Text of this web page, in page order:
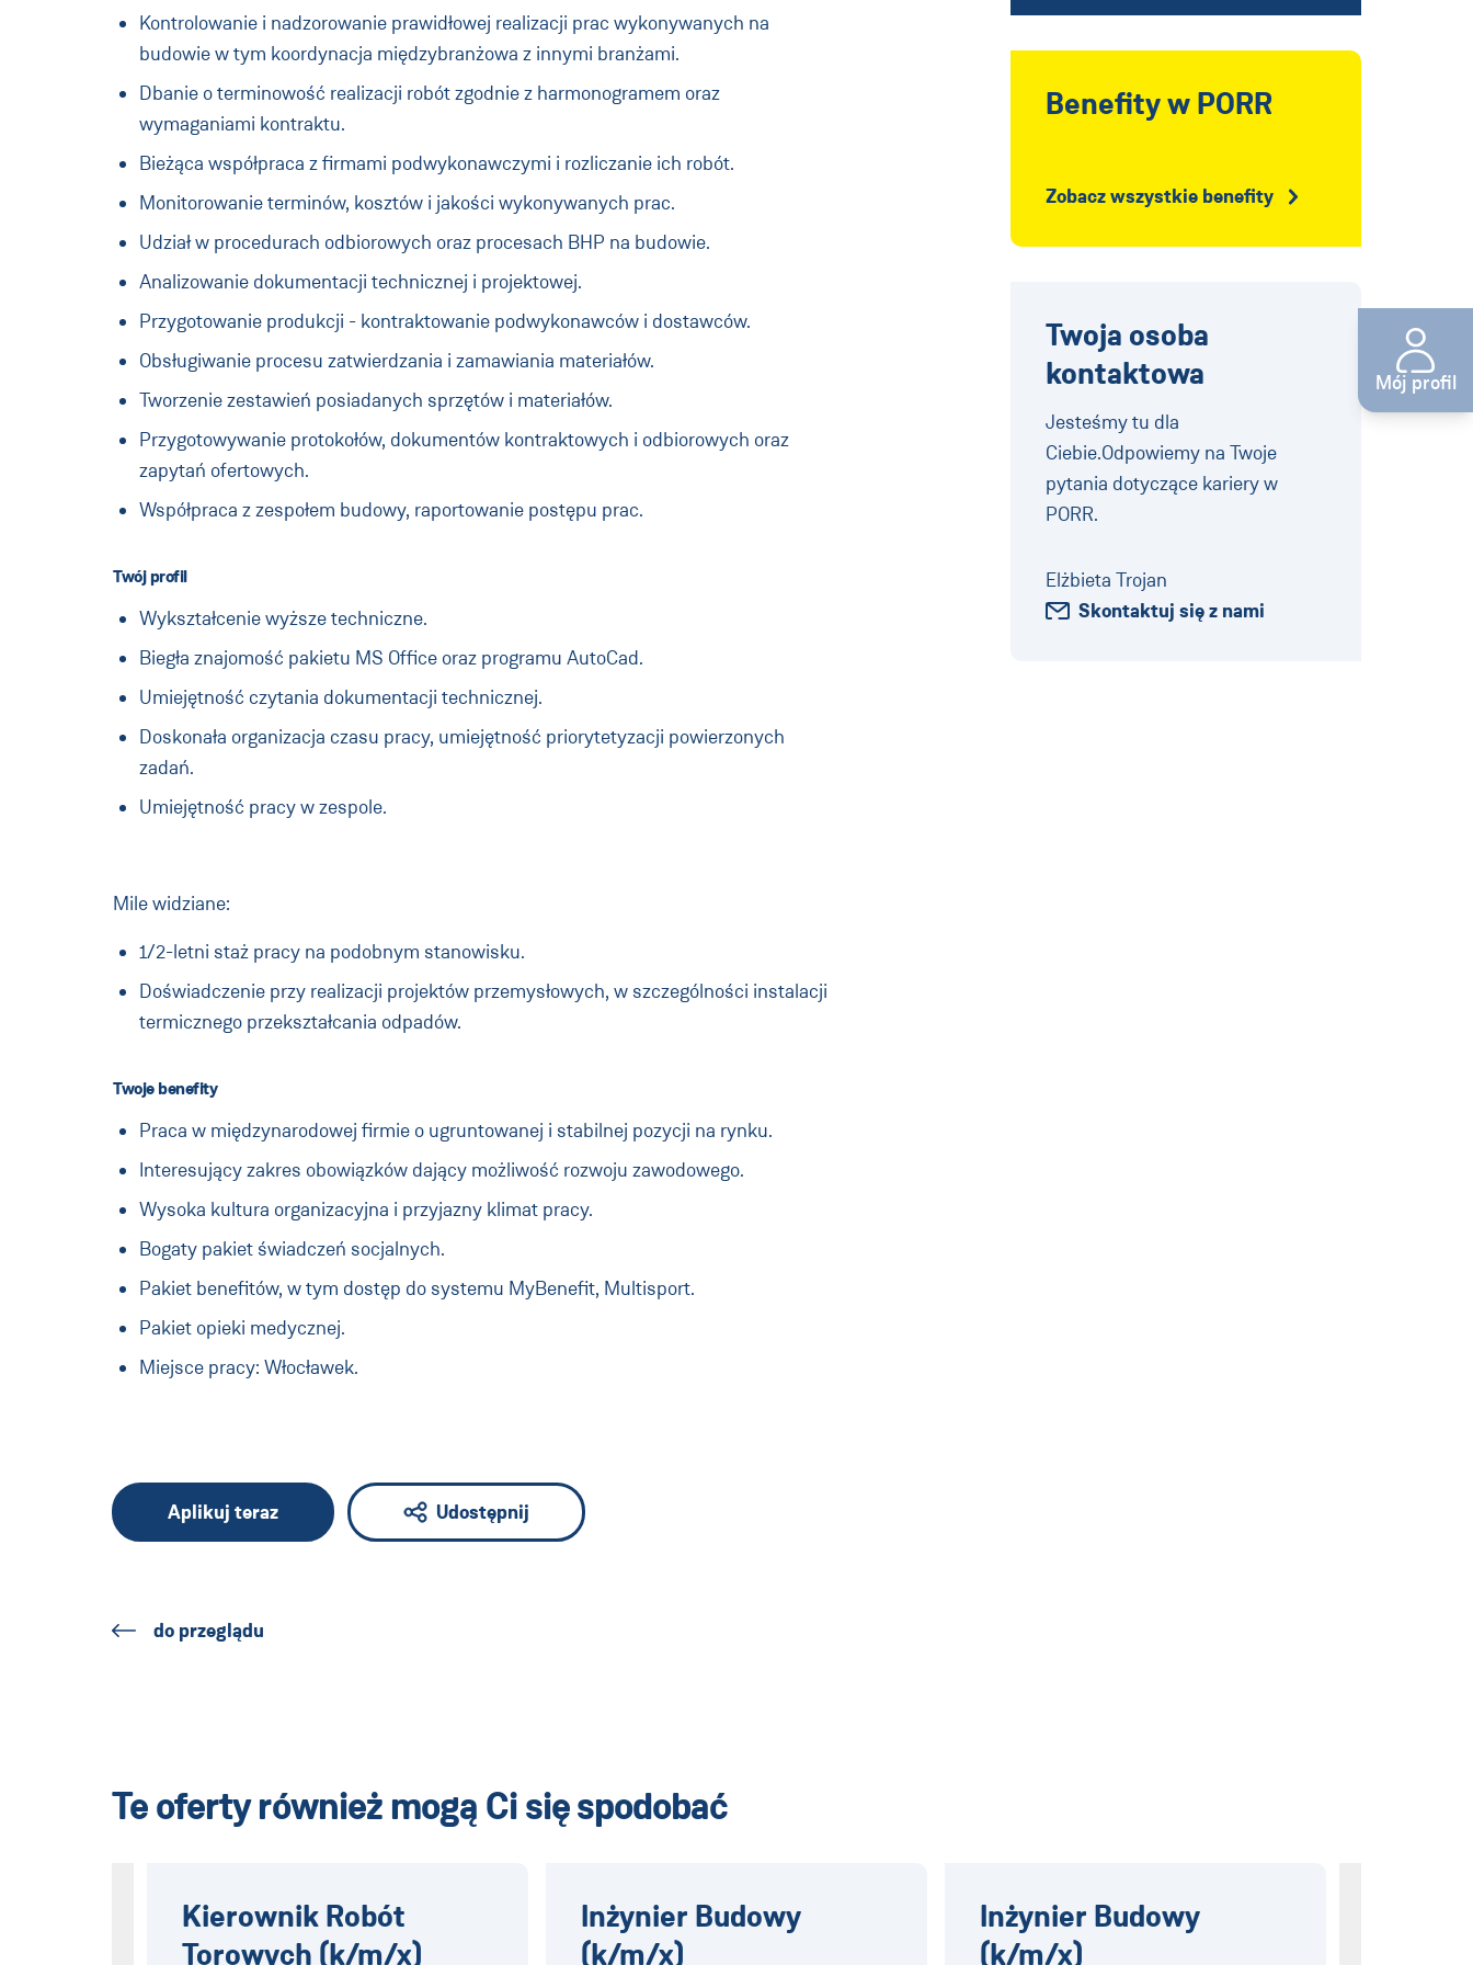
Kontrolowanie i nadzorowanie prawidłowej realizacji prac wykonywanych na
budowie w tym koordynacja międzybranżowa z innymi branżami.
Dbanie o terminowość realizacji robót zgodnie z harmonogramem oraz
wymaganiami kontraktu.
Bieżąca współpraca z firmami podwykonawczymi i rozliczanie ich robót.
Monitorowanie terminów, kosztów i jakości wykonywanych prac.
Udział w procedurach odbiorowych oraz procesach BHP na budowie.
Analizowanie dokumentacji technicznej i projektowej.
Przygotowanie produkcji - kontraktowanie podwykonawców i dostawców.
Obsługiwanie procesu zatwierdzania i zamawiania materiałów.
Tworzenie zestawień posiadanych sprzętów i materiałów.
Przygotowywanie protokołów, dokumentów kontraktowych i odbiorowych oraz
zapytań ofertowych.
Współpraca z zespołem budowy, raportowanie postępu prac.
Twój profil
Wykształcenie wyższe techniczne.
Biegła znajomość pakietu MS Office oraz programu AutoCad.
Umiejętność czytania dokumentacji technicznej.
Doskonała organizacja czasu pracy, umiejętność priorytetyzacji powierzonych
zadań.
Umiejętność pracy w zespole.
Mile widziane:
1/2-letni staż pracy na podobnym stanowisku.
Doświadczenie przy realizacji projektów przemysłowych, w szczególności instalacji
termicznego przekształcania odpadów.
Twoje benefity
Praca w międzynarodowej firmie o ugruntowanej i stabilnej pozycji na rynku.
Interesujący zakres obowiązków dający możliwość rozwoju zawodowego.
Wysoka kultura organizacyjna i przyjazny klimat pracy.
Bogaty pakiet świadczeń socjalnych.
Pakiet benefitów, w tym dostęp do systemu MyBenefit, Multisport.
Pakiet opieki medycznej.
Miejsce pracy: Włocławek.
Aplikuj teraz Udostępnij
do przeglądu
Benefity w PORR
Zobacz wszystkie benefity
Twoja osoba
kontaktowa
Jesteśmy tu dla
Ciebie.Odpowiemy na Twoje
pytania dotyczące kariery w
PORR.
Elżbieta Trojan
Skontaktuj się z nami
Te oferty również mogą Ci się spodobać
Kierownik Robót
Torowych (k/m/x)
Inżynier Budowy
(k/m/x)
Inżynier Budowy
(k/m/x)
Mój profil